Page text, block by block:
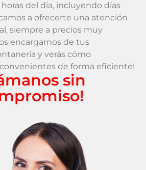
del día, incluyendo días
a ofrecerte una atención
siempre a precios muy
encargarnos de tus
y verás cómo
de forma eficiente!
sin